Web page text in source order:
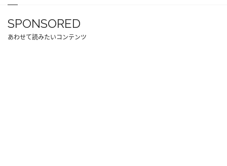
SPONSORED
あわせて読みたいコンテンツ